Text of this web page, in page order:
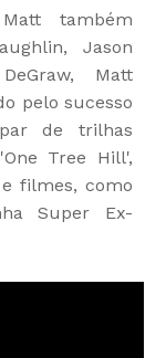
também
Jason
Matt
pelo sucesso
de trilhas
Tree Hill',
filmes, como
Super Ex-